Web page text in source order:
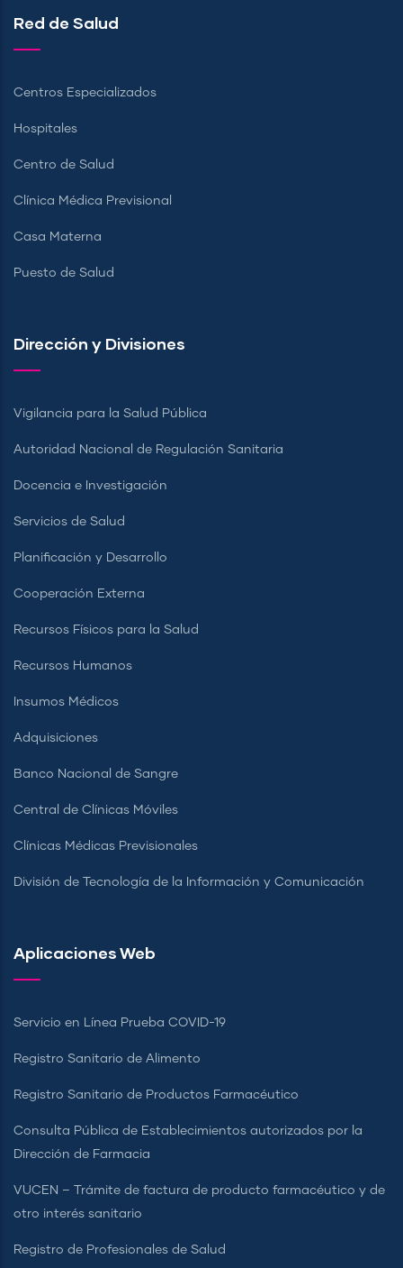
Red de Salud
Centros Especializados
Hospitales
Centro de Salud
Clínica Médica Previsional
Casa Materna
Puesto de Salud
Dirección y Divisiones
Vigilancia para la Salud Pública
Autoridad Nacional de Regulación Sanitaria
Docencia e Investigación
Servicios de Salud
Planificación y Desarrollo
Cooperación Externa
Recursos Físicos para la Salud
Recursos Humanos
Insumos Médicos
Adquisiciones
Banco Nacional de Sangre
Central de Clínicas Móviles
Clínicas Médicas Previsionales
División de Tecnología de la Información y Comunicación
Aplicaciones Web
Servicio en Línea Prueba COVID-19
Registro Sanitario de Alimento
Registro Sanitario de Productos Farmacéutico
Consulta Pública de Establecimientos autorizados por la
Dirección de Farmacia
VUCEN – Trámite de factura de producto farmacéutico y de
otro interés sanitario
Registro de Profesionales de Salud